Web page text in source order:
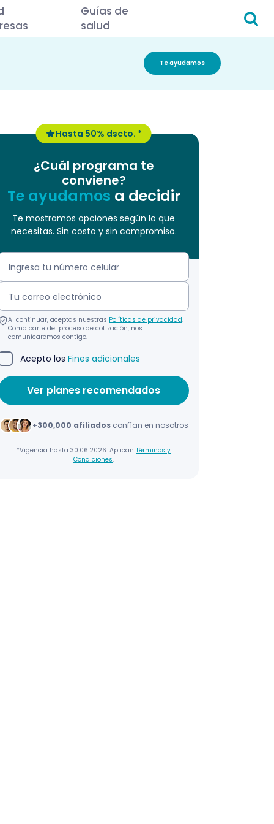
Guías de
salud
Te ayudamos
Hasta 50% dscto. *
¿Cuál programa te
conviene?
Te ayudamos a decidir
Te mostramos opciones según lo que
necesitas. Sin costo y sin compromiso.
Al continuar, aceptas nuestras Políticas de privacidad.
Como parte del proceso de cotización, nos
comunicaremos contigo.
Acepto los Fines adicionales
+300,000 afiliadosconfían en nosotros
*Vigencia hasta 30.06.2026. Aplican Términos y
Condiciones.